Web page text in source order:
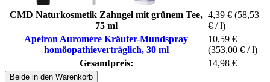
CMD Naturkosmetik Zahngel mit grünem Tee,
75 ml
4,39 € (58,53
€ / l)
Apeiron Auromère Kräuter-Mundspray
homöopathieverträglich, 30 ml
10,59 €
(353,00 € / l)
Gesamtpreis:
14,98 €
Beide in den Warenkorb